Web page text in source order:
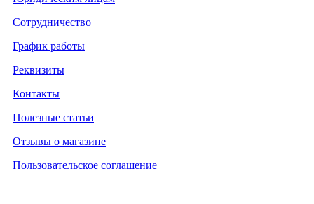
Сотрудничество
График работы
Реквизиты
Контакты
Полезные статьи
Отзывы о магазине
Пользовательское соглашение